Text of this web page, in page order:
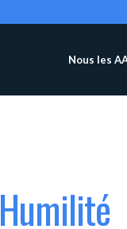
Nous les